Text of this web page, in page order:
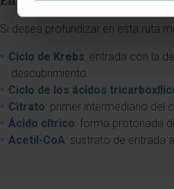
Si desea profundizar en esta ruta
Ciclo de Krebs: entrada con la
descubrimiento.
Ciclo de los ácidos
Citrato: primer intermediario del
Ácido cítrico: forma protonada
Acetil-CoA: sustrato de entrada